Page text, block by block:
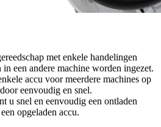
met enkele handelingen
een andere machine worden ingezet.
accu voor meerdere machines op
eenvoudig en snel.
u snel en eenvoudig een ontladen
opgeladen accu.